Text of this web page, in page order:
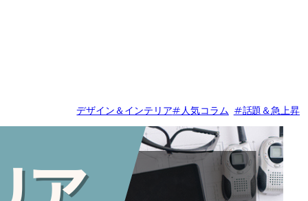
デザイン＆インテリア#人気コラム #話題＆急上昇